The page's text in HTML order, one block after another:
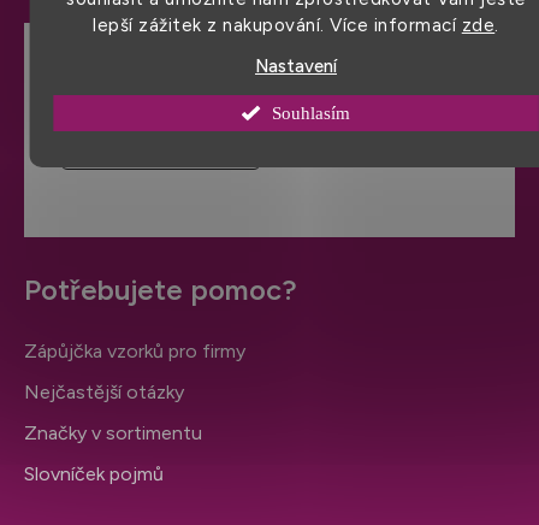
lepší zážitek z nakupování. Více informací zde
Nastavení
Souhlasím
Hodnocení obchodu
Potřebujete pomoc?
Zápůjčka vzorků pro firmy
Nejčastější otázky
Značky v sortimentu
Slovníček pojmů